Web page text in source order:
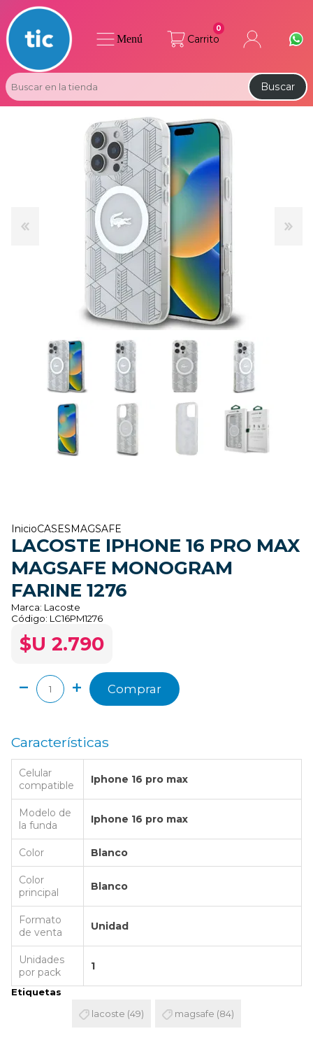
Carrito
0
Buscar
Menú
InicioCASES MAGSAFE
LACOSTE IPHONE 16 PRO MAX
MAGSAFE MONOGRAM
FARINE 1276
Marca: Lacoste
Código: LC16PM1276
$U 2.790
Comprar
Características
Celular
compatible
Iphone 16 pro max
Modelo de
la funda
Iphone 16 pro max
Color Blanco
Color
principal
Blanco
Formato
de venta
Unidad
Unidades
por pack
1
Etiquetas
lacoste (49) magsafe (84)